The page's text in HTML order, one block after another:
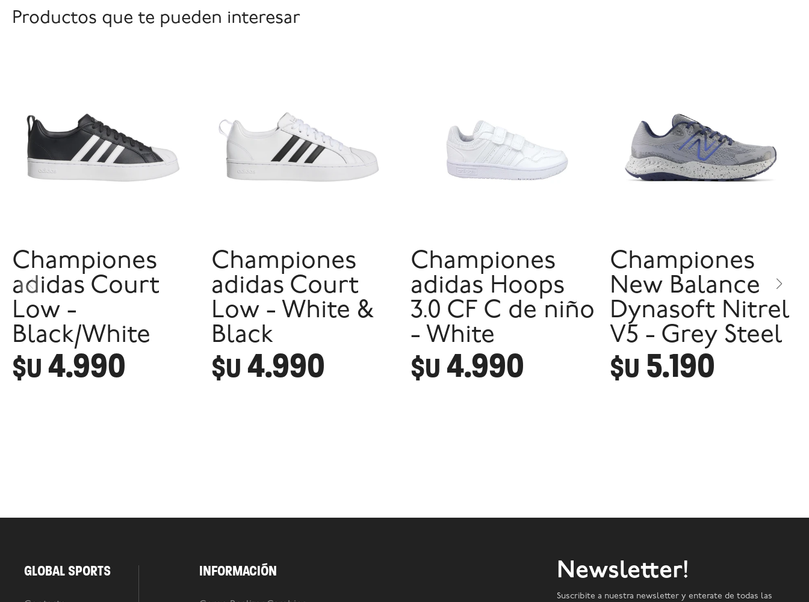
Productos que te pueden interesar
Championes
adidas Court
Low -
Black/White
$U 4.990
Championes
adidas Court
Low - White &
Black
$U 4.990
Championes
adidas Hoops
3.0 CF C de niño
- White
$U 4.990
Championes
New Balance
Dynasoft Nitrel
V5 - Grey Steel
$U 5.190
GLOBAL SPORTS INFORMACIÓN Newsletter!
Suscribite a nuestra newsletter y enterate de todas las